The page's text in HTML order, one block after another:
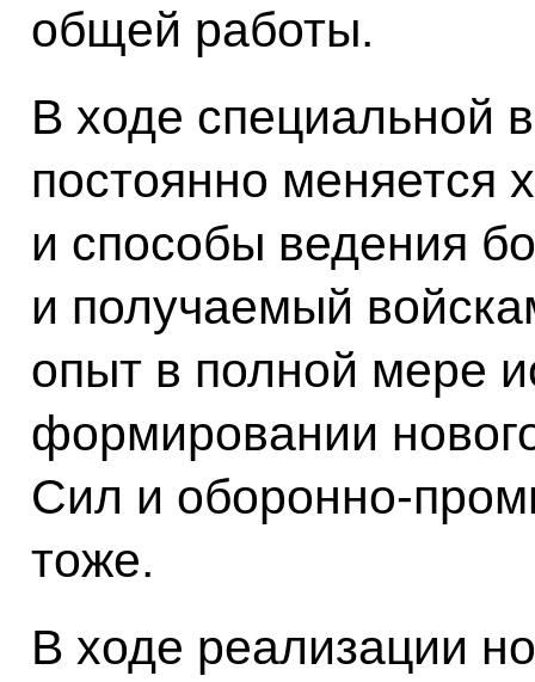
общей работы.
В ходе специальной
постоянно меняется
и способы ведения
и получаемый
опыт в полной мере
формировании
Сил и оборонно-
тоже.
В ходе реализации